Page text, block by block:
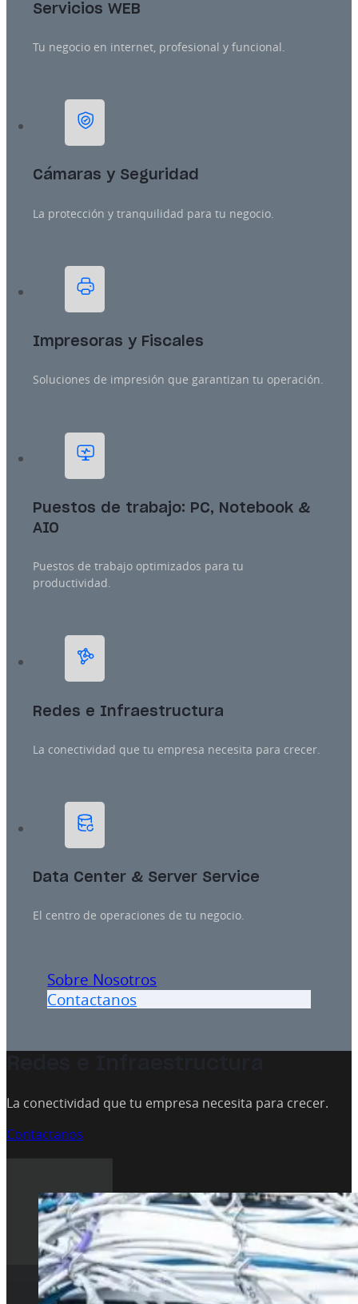
Servicios WEB
Tu negocio en internet, profesional y funcional.
Cámaras y Seguridad
La protección y tranquilidad para tu negocio.
Impresoras y Fiscales
Soluciones de impresión que garantizan tu operación.
Puestos de trabajo: PC, Notebook &
AIO
Puestos de trabajo optimizados para tu
productividad.
Redes e Infraestructura
La conectividad que tu empresa necesita para crecer.
Data Center & Server Service
El centro de operaciones de tu negocio.
Sobre Nosotros
Contactanos
La conectividad que tu empresa necesita para crecer.
Contactanos